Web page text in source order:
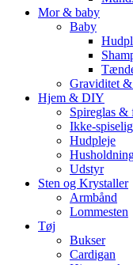
Mor & baby
Baby
Graviditet
Hjem & DIY
Spireglas &
Ikke-
Hudpleje
Udstyr
Sten og Krystaller
Armbånd
Lommesten
Tøj
Bukser
Cardigan